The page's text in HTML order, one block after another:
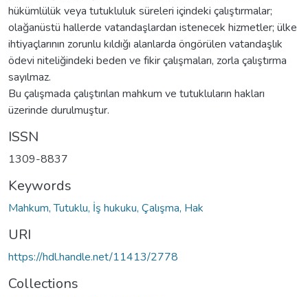
hükümlülük veya tutukluluk süreleri içindeki çalıştırmalar;
olağanüstü hallerde vatandaşlardan istenecek hizmetler; ülke
ihtiyaçlarının zorunlu kıldığı alanlarda öngörülen vatandaşlık
ödevi niteliğindeki beden ve fikir çalışmaları, zorla çalıştırma
sayılmaz.
Bu çalışmada çalıştırılan mahkum ve tutukluların hakları
üzerinde durulmuştur.
ISSN
1309-8837
Keywords
Mahkum, Tutuklu, İş hukuku, Çalışma, Hak
URI
https://hdl.handle.net/11413/2778
Collections